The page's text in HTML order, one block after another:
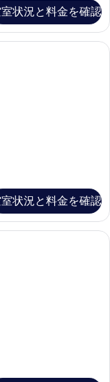
状況と料金を確認
ブルルーム (Vannier) |
状況と料金を確認
ィブ ダブルルーム